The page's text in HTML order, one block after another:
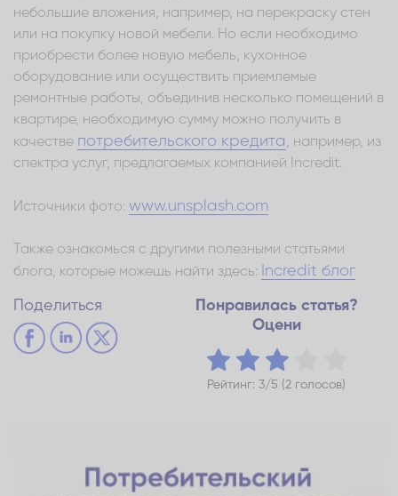
небольшие вложения, например, на перекраску стен
или на покупку новой мебели. Но если необходимо
приобрести более новую мебель, кухонное
оборудование или осуществить приемлемые
ремонтные работы, объединив несколько помещений в
квартире, необходимую сумму можно получить в
качестве потребительского кредита, например, из
спектра услуг, предлагаемых компанией Incredit.
Источники фото: www.unsplash.com
Также ознакомься с другими полезными статьями
блога, которые можешь найти здесь:
Incredit блог
Поделиться
Понравилась статья?
Оцени
Рейтинг: 3/5 (2 голосов)